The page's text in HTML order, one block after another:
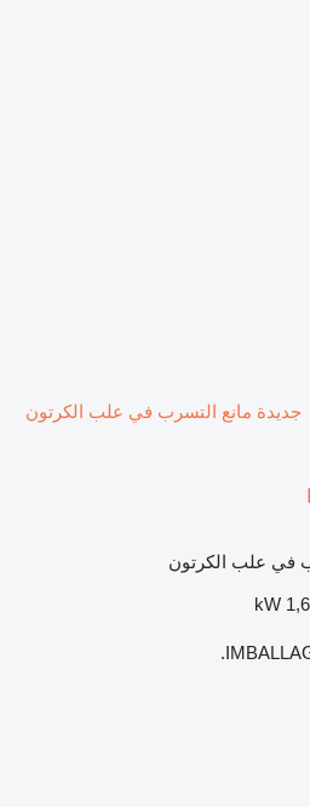
جديدة مانع التسرب في علب الكرتون
في علب الكرتون
1,6 kW